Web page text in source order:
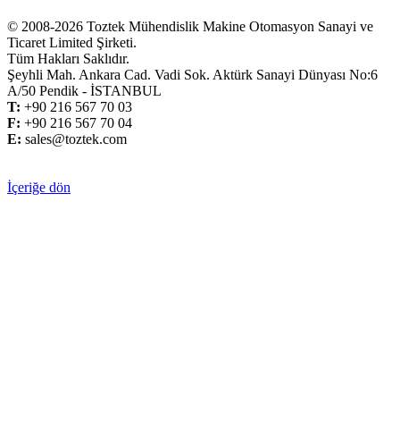
© 2008-2026 Toztek Mühendislik Makine Otomasyon Sanayi ve
Ticaret Limited Şirketi.
Tüm Hakları Saklıdır.
Şeyhli Mah. Ankara Cad. Vadi Sok. Aktürk Sanayi Dünyası No:6
A/50 Pendik - İSTANBUL
T: +90 216 567 70 03
F: +90 216 567 70 04
E: sales@toztek.com
İçeriğe dön